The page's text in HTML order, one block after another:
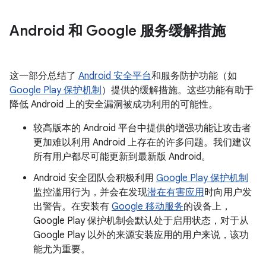
Android 和 Google 服务缓解措施
这一部分总结了 Android 安全平台和服务防护功能（如
Google Play 保护机制 ）提供的缓解措施。这些功能有助于
降低 Android 上的安全漏洞被成功利用的可能性。
较高版本的 Android 平台中提供的增强功能让攻击者
更加难以利用 Android 上存在的许多问题。我们建议
所有用户都尽可能更新到最新版 Android。
Android 安全团队会积极利用 Google Play 保护机制
监控滥用行为，并会在发现潜在有害应用时向用户发
出警告。在安装有 Google 移动服务的设备上，
Google Play 保护机制会默认处于启用状态，对于从
Google Play 以外的来源安装应用的用户来说，该功
能尤为重要。